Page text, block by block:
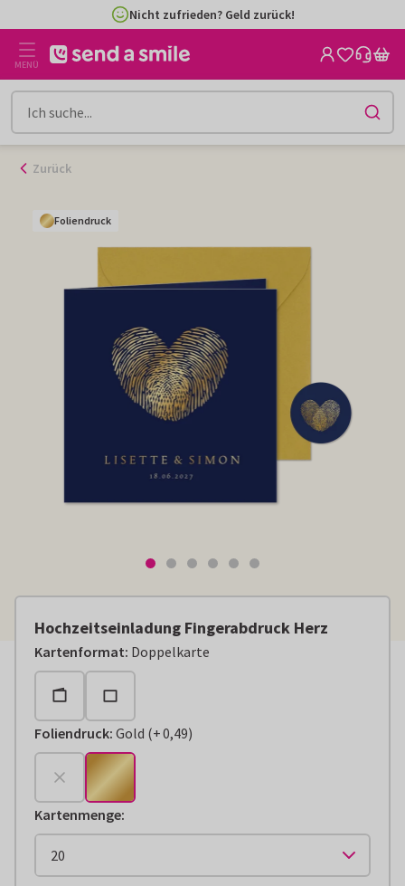
Inhalt
gehen
Nicht zufrieden? Geld zurück!
MENÜ
Zurück
Foliendruck
Foliendruck
Foliendruck
Foliendruck
Foliendruck
Foliendruck
Hochzeitseinladung Fingerabdruck Herz
Kartenformat: Doppelkarte
Foliendruck: Gold (
+€ 0,49
+0,49)
Kartenmenge: